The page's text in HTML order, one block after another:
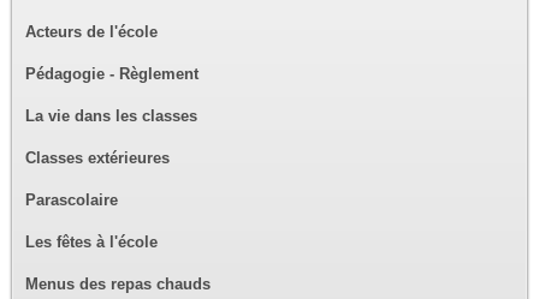
Acteurs de l'école
Pédagogie - Règlement
La vie dans les classes
Classes extérieures
Parascolaire
Les fêtes à l'école
Menus des repas chauds